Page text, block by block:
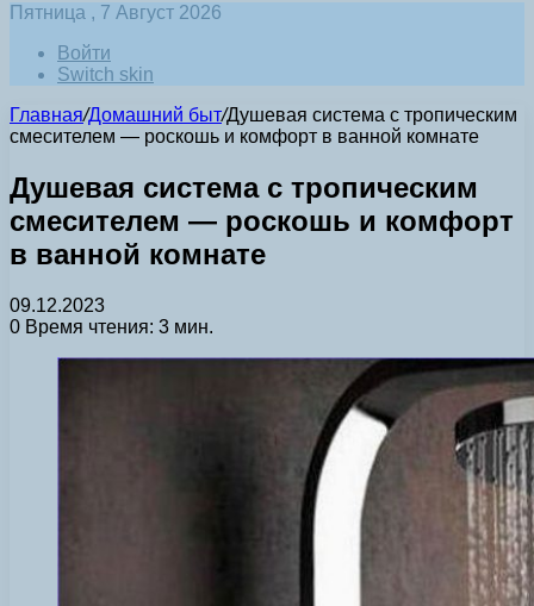
Пятница , 7 Август 2026
Войти
Switch skin
Главная/Домашний быт/Душевая система с тропическим
смесителем — роскошь и комфорт в ванной комнате
Душевая система с тропическим
смесителем — роскошь и комфорт
в ванной комнате
09.12.2023
0 Время чтения: 3 мин.